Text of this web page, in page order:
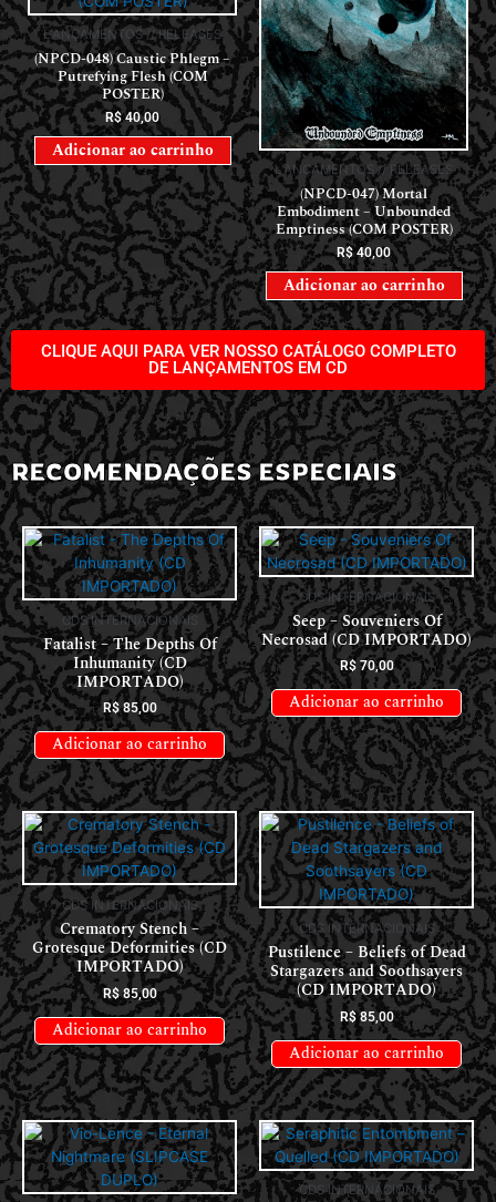
LANÇAMENTOS // RELEASES
(NPCD-048) Caustic Phlegm –
Putrefying Flesh (COM
POSTER)
R$40,00
Adicionar ao carrinho
LANÇAMENTOS // RELEASES
(NPCD-047) Mortal
Embodiment – Unbounded
Emptiness (COM POSTER)
R$40,00
Adicionar ao carrinho
CLIQUE AQUI PARA VER NOSSO CATÁLOGO COMPLETO
DE LANÇAMENTOS EM CD
RECOMENDAÇÕES ESPECIAIS
CDS INTERNACIONAIS
Fatalist – The Depths Of
Inhumanity (CD
IMPORTADO)
R$85,00
Adicionar ao carrinho
CDS INTERNACIONAIS
Seep – Souveniers Of
Necrosad (CD IMPORTADO)
R$70,00
Adicionar ao carrinho
CDS INTERNACIONAIS
Crematory Stench –
Grotesque Deformities (CD
IMPORTADO)
R$85,00
Adicionar ao carrinho
CDS INTERNACIONAIS
Pustilence – Beliefs of Dead
Stargazers and Soothsayers
(CD IMPORTADO)
R$85,00
Adicionar ao carrinho
CDS INTERNACIONAIS